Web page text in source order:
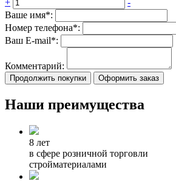
Ваше имя*:
Номер телефона*:
Ваш E-mail*:
Комментарий:
Продолжить покупки Оформить заказ
Наши преимущества
8 лет
в сфере розничной торговли
стройматериалами